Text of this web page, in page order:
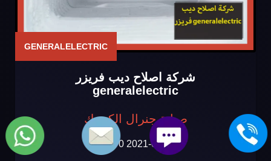
GENERALELECTRIC
شركة اصلاح ديب فريزر
generalelectric
صيانة جنرال الكتريك
2021-09-14 0 تعليقات